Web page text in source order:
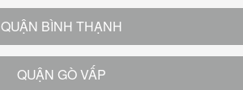
QUẬN BÌNH THẠNH
QUẬN GÒ VẤP